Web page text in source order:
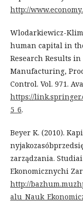
http://
Wlodarkiewicz-
human capital in
Research Results
Manufacturing,
Control. Vol. 971.
https://
5_6.
Beyer K. (2010).
zarządzania.
Ekonomicznychi
http://